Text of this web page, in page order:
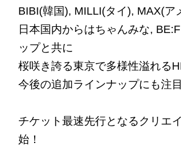
BIBI(韓国), MILLI(タイ), MAX(
日本国内からはちゃんみな,
ップと共に
桜咲き誇る東京で多様性溢れる
今後の追加ラインナップにも注目
チケット最速先行となるクリエ
始！